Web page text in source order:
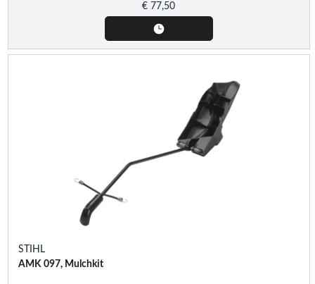
€ 77,50
STIHL
AMK 097, Mulchkit